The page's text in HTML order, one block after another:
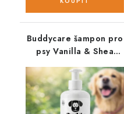
Buddycare šampon pro
psy Vanilla & Shea